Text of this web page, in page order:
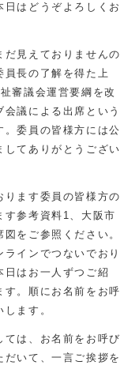
はどうぞよろしくお
見えておりませんの
員長の了解を得た上
審議会運営要綱を改
議による出席という
。委員の皆様方には公
してありがとうござい
ます委員の皆様方の
す参考資料1、大阪市
をご参照ください。
インでつないでおり
日はお一人ずつご紹
す。順にお名前をお呼
ます。
は、お名前をお呼び
いて、一言ご挨拶を